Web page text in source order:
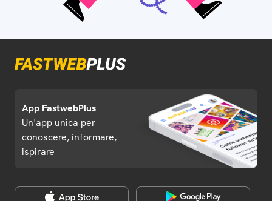
App FastwebPlus
Un'app unica per
conoscere, informare,
ispirare